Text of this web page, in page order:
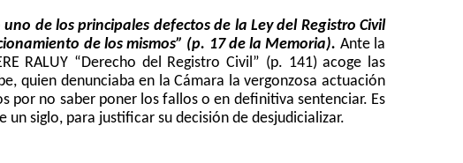
de los principales defectos de la Ley del Registro Civil
de los mismos” (p. 17 de la Memoria). Ante la
RALUY “Derecho del Registro Civil” (p. 141) acoge las
quien denunciaba en la Cámara la vergonzosa actuación
por no saber poner los fallos o en definitiva sentenciar. Es
siglo, para justificar su decisión de desjudicializar.